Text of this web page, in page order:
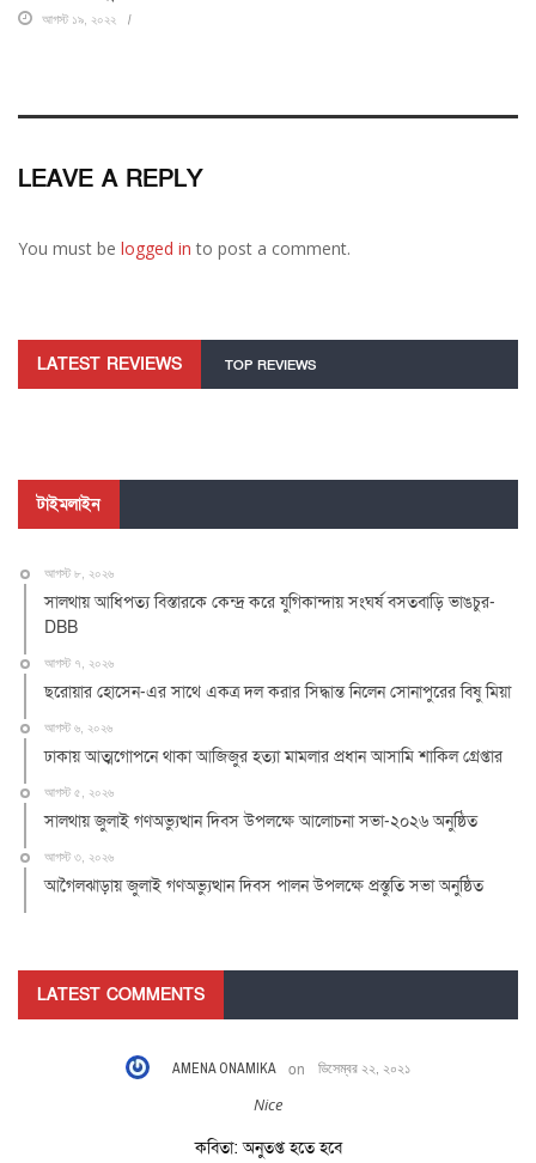
আগস্ট ১৯, ২০২২
LEAVE A REPLY
You must be logged in to post a comment.
LATEST REVIEWS TOP REVIEWS
টাইমলাইন
আগস্ট ৮, ২০২৬
সালথায় আধিপত্য বিস্তারকে কেন্দ্র করে যুগিকান্দায় সংঘর্ষ বসতবাড়ি ভাঙচুর-
DBB
আগস্ট ৭, ২০২৬
ছরোয়ার হোসেন-এর সাথে একত্র দল করার সিদ্ধান্ত নিলেন সোনাপুরের বিষু মিয়া
আগস্ট ৬, ২০২৬
ঢাকায় আত্মগোপনে থাকা আজিজুর হত্যা মামলার প্রধান আসামি শাকিল গ্রেপ্তার
আগস্ট ৫, ২০২৬
সালথায় জুলাই গণঅভ্যুত্থান দিবস উপলক্ষে আলোচনা সভা-২০২৬ অনুষ্ঠিত
আগস্ট ৩, ২০২৬
আগৈলঝাড়ায় জুলাই গণঅভ্যুত্থান দিবস পালন উপলক্ষে প্রস্তুতি সভা অনুষ্ঠিত
LATEST COMMENTS
AMENA ONAMIKA on ডিসেম্বর ২২, ২০২১
Nice
কবিতা: অনুতপ্ত হতে হবে